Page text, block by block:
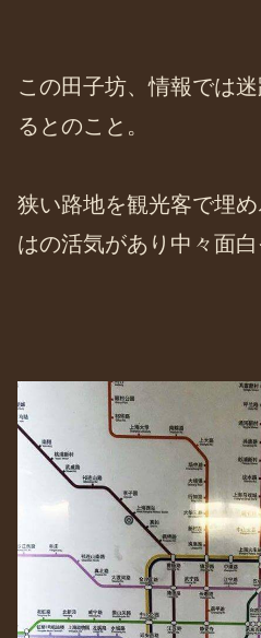
この田子坊、情報では
るとのこと。
狭い路地を観光客で埋
はの活気があり中々面白